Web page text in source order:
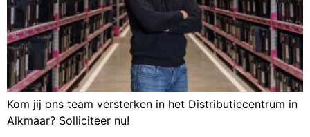
Kom jij ons team versterken in het Distributiecentrum in
Alkmaar? Solliciteer nu!